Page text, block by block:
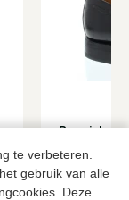
te verbeteren.
gebruik van alle
Deze
Berwick
Zwarte
239,95